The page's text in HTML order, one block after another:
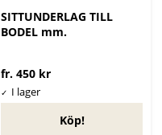
SITTUNDERLAG TILL
BODEL mm.
fr. 450 kr
Köp!